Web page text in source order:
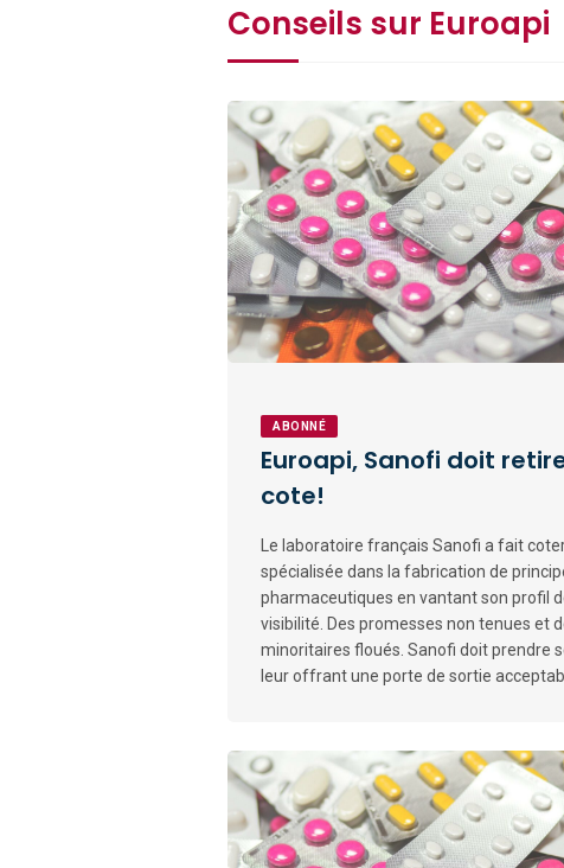
Conseils sur Euroapi
ABONNÉ
Euroapi, Sanofi doit
cote!
Le laboratoire français Sanofi a fait
spécialisée dans la fabrication de
pharmaceutiques en vantant son profil
visibilité. Des promesses non tenues et
minoritaires floués. Sanofi doit prendre
leur offrant une porte de sortie